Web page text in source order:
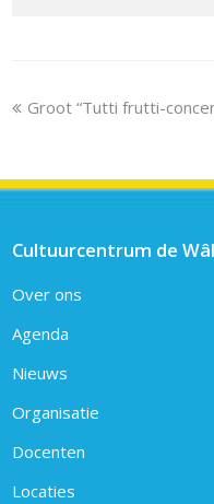
previous
Groot “Tutti frutti-
Cultuurcentrum de
Over ons
Agenda
Nieuws
Organisatie
Docenten
Locaties